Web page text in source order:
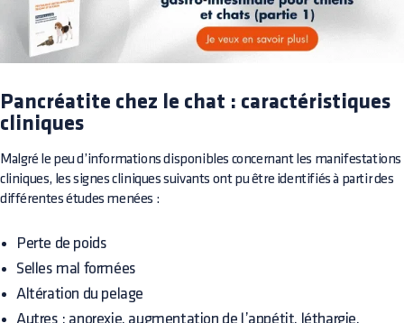
Pancréatite chez le chat : caractéristiques
cliniques
Malgré le peu d’informations disponibles concernant les manifestations
cliniques, les signes cliniques suivants ont pu être identifiés à partir des
différentes études menées :
Perte de poids
Selles mal formées
Altération du pelage
Autres : anorexie, augmentation de l’appétit, léthargie,